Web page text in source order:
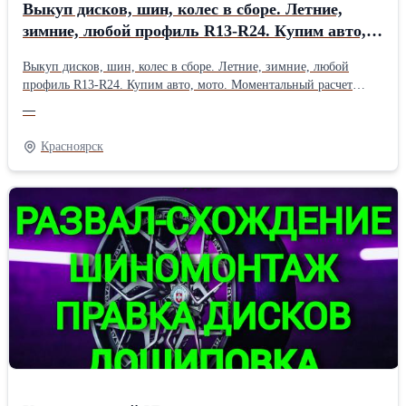
Выкуп дисков, шин, колес в сборе. Летние,
зимние, любой профиль R13-R24. Купим авто,
Выкуп дисков, шин, колес в сборе. Летние, зимние, любой
профиль R13-R24. Купим авто, мото. Моментальный расчет
Срочный выкуп целых автомобилей с пробегом, аварийных,
неисправных, иностранного и отечественного производства.
Выезд, оперативное оформление документов и моментальный
Скупка шин и дисков для легковых авто R13-R22. Выкуп
мототехники, от скутеров до дорогостоящих "болидов". Выкуп
автомашин любого года выпуска, находящиеся в залоге, либо
кредите. #Качественный шиномонтаж #Правка литых дисков
#дошиповка зимних шин ( ошиповка резины ) #Компьютерный
3D развал-схождение #Удаление ( снятие ) секреток,
поврежденных болтов и гаек #Срочный выкуп автошин и дисков
любого бренда #Скупка колес, шин и дисков #Покупка "битых"
авто под восстановление и в разбор #Выкуп авто 24 часа, без
—
Красноярск